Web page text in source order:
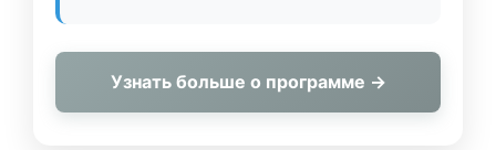
Узнать больше о программе →